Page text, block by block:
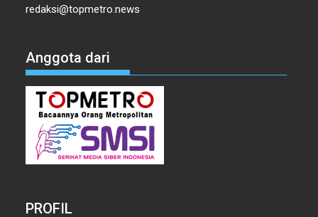
redaksi@topmetro.news
Anggota dari
PROFIL